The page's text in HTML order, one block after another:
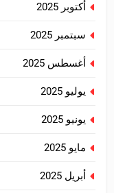
أكتوبر 2025
سبتمبر 2025
أغسطس 2025
يوليو 2025
يونيو 2025
مايو 2025
أبريل 2025